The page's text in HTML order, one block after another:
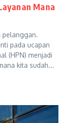
Mana
pelanggan.
pada ucapan
(HPN) menjadi
kita sudah...